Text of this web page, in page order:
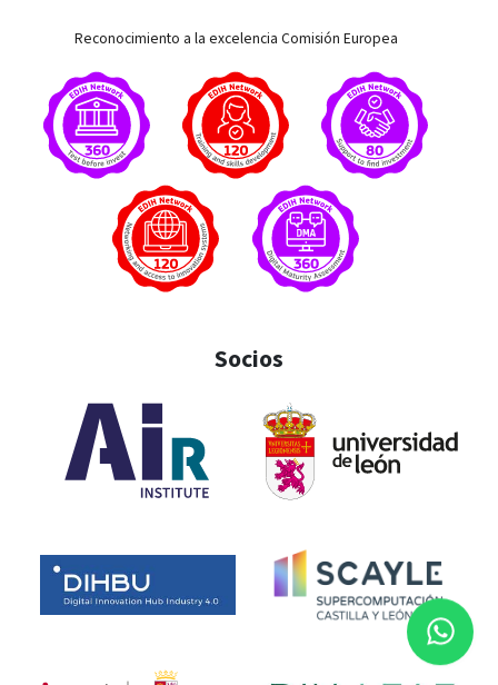
Reconocimiento a la excelencia Comisión Europea
Socios